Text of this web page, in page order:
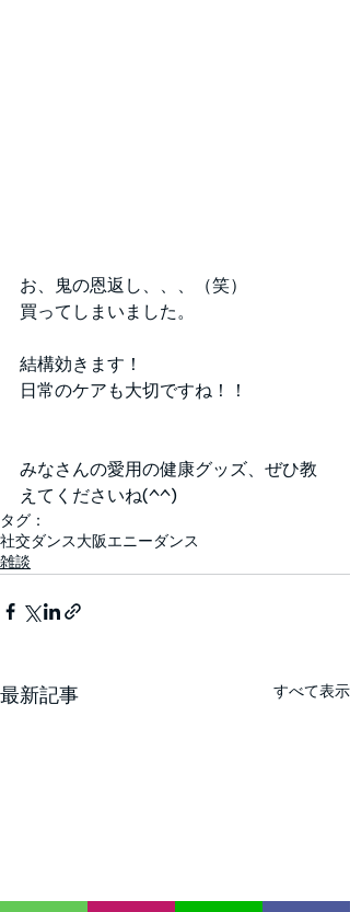
お、鬼の恩返し、、、（笑）
買ってしまいました。
結構効きます！
日常のケアも大切ですね！！
みなさんの愛用の健康グッズ、ぜひ教
えてくださいね(^^)
タグ：
社交ダンス大阪エニーダンス
雑談
最新記事 すべて表示